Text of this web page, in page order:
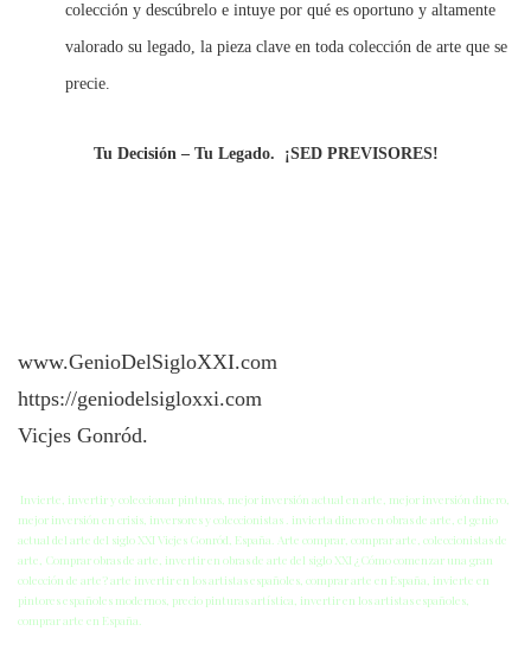
colección y descúbrelo e intuye por qué es oportuno y altamente
valorado su legado, la pieza clave en toda colección de arte que se
precie.
Tu Decisión – Tu Legado. ¡SED PREVISORES!
www.GenioDelSigloXXI.com
https://geniodelsigloxxi.com
Vicjes Gonród.
Invierte, invertir y coleccionar pinturas, mejor inversión actual en arte, mejor inversión dinero,
mejor inversión en crisis, inversores y coleccionistas . invierta dinero en obras de arte, el genio
actual del arte del siglo XXI Vicjes Gonród, España. Arte comprar, comprar arte, coleccionistas de
arte, Comprar obras de arte, invertir en obras de arte del siglo XXI ¿Cómo comenzar una gran
colección de arte? arte invertir en los artistas españoles, comprar arte en España, invierte en
pintores españoles modernos, precio pinturas artística, invertir en los artistas españoles,
comprar arte en España.